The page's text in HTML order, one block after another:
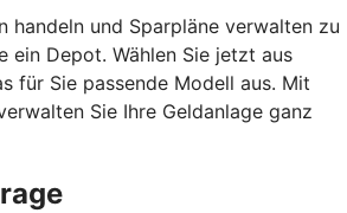
handeln und Sparpläne verwalten zu
ein Depot. Wählen Sie jetzt aus
für Sie passende Modell aus. Mit
Sie Ihre Geldanlage ganz